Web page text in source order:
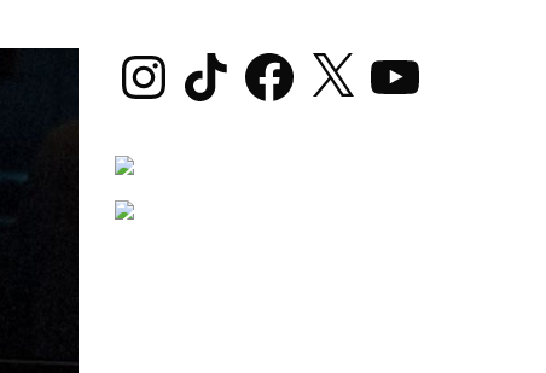
InstagramTikTok Facebook
X YouTube